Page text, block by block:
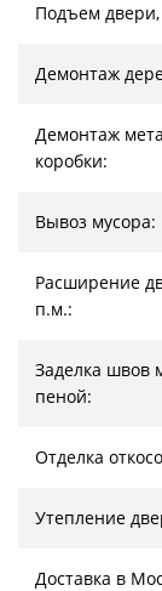
Подъем
Демонтаж
Демонтаж
коробки:
Вывоз мусора:
Расширение
п.м.:
Заделка швов
пеной:
Отделка
Утепление
Доставка в